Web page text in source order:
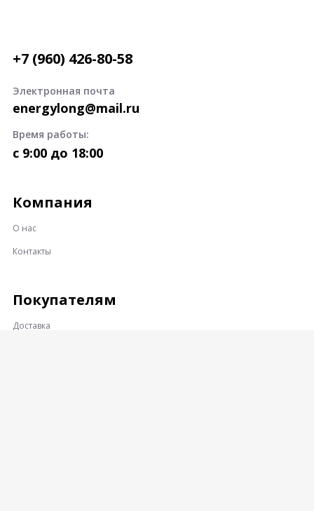
+7 (960) 426-80-58
Электронная почта
energylong@mail.ru
Время работы:
c 9:00 до 18:00
Компания
О нас
Контакты
Покупателям
Доставка